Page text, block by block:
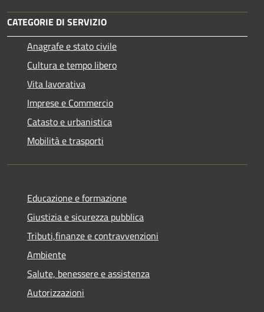
CATEGORIE DI SERVIZIO
Anagrafe e stato civile
Cultura e tempo libero
Vita lavorativa
Imprese e Commercio
Catasto e urbanistica
Mobilità e trasporti
Educazione e formazione
Giustizia e sicurezza pubblica
Tributi,finanze e contravvenzioni
Ambiente
Salute, benessere e assistenza
Autorizzazioni